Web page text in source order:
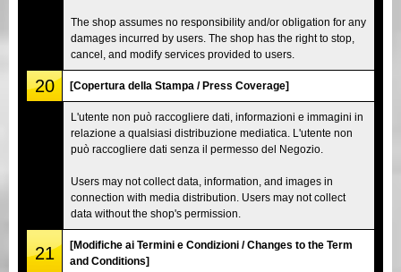
The shop assumes no responsibility and/or obligation for any
damages incurred by users. The shop has the right to stop,
cancel, and modify services provided to users.
20 [Copertura della Stampa / Press Coverage]
L'utente non può raccogliere dati, informazioni e immagini in
relazione a qualsiasi distribuzione mediatica. L'utente non
può raccogliere dati senza il permesso del Negozio.
Users may not collect data, information, and images in
connection with media distribution. Users may not collect
data without the shop's permission.
21
[Modifiche ai Termini e Condizioni / Changes to the Term
and Conditions]